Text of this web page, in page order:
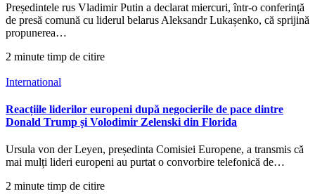
Președintele rus Vladimir Putin a declarat miercuri, într-o conferință
de presă comună cu liderul belarus Aleksandr Lukașenko, că sprijină
propunerea…
2 minute timp de citire
International
Reacțiile liderilor europeni după negocierile de pace dintre
Donald Trump și Volodimir Zelenski din Florida
Ursula von der Leyen, președinta Comisiei Europene, a transmis că
mai mulți lideri europeni au purtat o convorbire telefonică de…
2 minute timp de citire